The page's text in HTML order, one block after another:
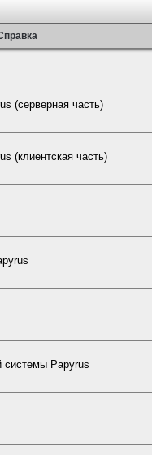
(серверная часть)
(клиентская часть)
системы Papyrus